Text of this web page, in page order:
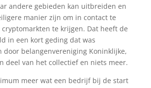
andere gebieden kan uitbreiden en
manier zijn om in contact te
cryptomarkten te krijgen. Dat heeft de
in een kort geding dat was
door belangenvereniging Koninklijke,
deel van het collectief en niets meer.
meer wat een bedrijf bij de start